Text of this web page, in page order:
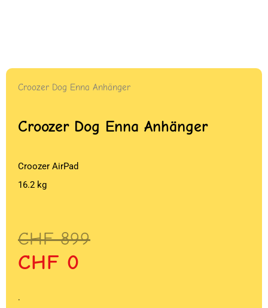
Croozer Dog Enna Anhänger
Croozer Dog Enna Anhänger
Croozer AirPad
16.2 kg
CHF899
Ursprünglicher
Preis
war:
CHF 899
CHF 0
Aktueller
Preis
ist:
CHF 0.
.